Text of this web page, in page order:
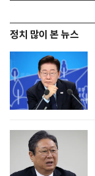
정치 많이 본 뉴스